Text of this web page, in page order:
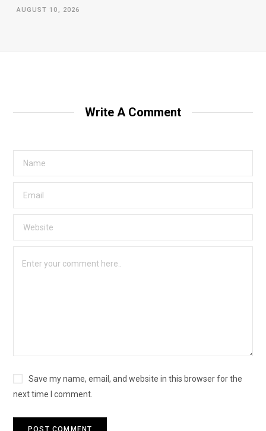
AUGUST 10, 2026
Write A Comment
Save my name, email, and website in this browser for the
next time I comment.